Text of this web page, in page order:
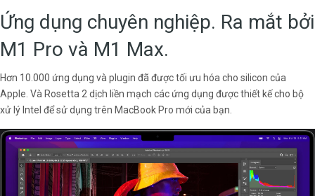
Ứng dụng chuyên nghiệp. Ra mắt bởi
M1 Pro và M1 Max.
Hơn 10.000 ứng dụng và plugin đã được tối ưu hóa cho silicon của
Apple. Và Rosetta 2 dịch liền mạch các ứng dụng được thiết kế cho bộ
xử lý Intel để sử dụng trên MacBook Pro mới của bạn.